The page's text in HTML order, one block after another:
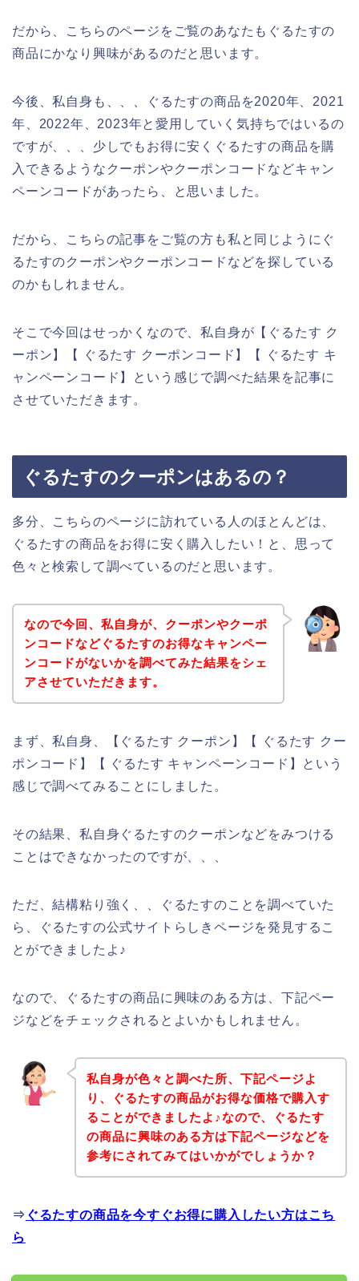
だから、こちらのページをご覧のあなたもぐるたすの
商品にかなり興味があるのだと思います。
今後、私自身も、、、ぐるたすの商品を2020年、2021
年、2022年、2023年と愛用していく気持ちではいるの
ですが、、、少しでもお得に安くぐるたすの商品を購
入できるようなクーポンやクーポンコードなどキャン
ペーンコードがあったら、と思いました。
だから、こちらの記事をご覧の方も私と同じようにぐ
るたすのクーポンやクーポンコードなどを探している
のかもしれません。
そこで今回はせっかくなので、私自身が【ぐるたす ク
ーポン】【 ぐるたす クーポンコード】【 ぐるたす キ
ャンペーンコード】という感じで調べた結果を記事に
させていただきます。
ぐるたすのクーポンはあるの？
多分、こちらのページに訪れている人のほとんどは、
ぐるたすの商品をお得に安く購入したい！と、思って
色々と検索して調べているのだと思います。
なので今回、私自身が、クーポンやクーポ
ンコードなどぐるたすのお得なキャンペー
ンコードがないかを調べてみた結果をシェ
アさせていただきます。
まず、私自身、【ぐるたす クーポン】【 ぐるたす クー
ポンコード】【 ぐるたす キャンペーンコード】という
感じで調べてみることにしました。
その結果、私自身ぐるたすのクーポンなどをみつける
ことはできなかったのですが、、、
ただ、結構粘り強く、、ぐるたすのことを調べていた
ら、ぐるたすの公式サイトらしきページを発見するこ
とができましたよ♪
なので、ぐるたすの商品に興味のある方は、下記ペー
ジなどをチェックされるとよいかもしれません。
私自身が色々と調べた所、下記ページよ
り、ぐるたすの商品がお得な価格で購入す
ることができましたよ♪なので、ぐるたす
の商品に興味のある方は下記ページなどを
参考にされてみてはいかがでしょうか？
⇒ ぐるたすの商品を今すぐお得に購入したい方はこち
ら